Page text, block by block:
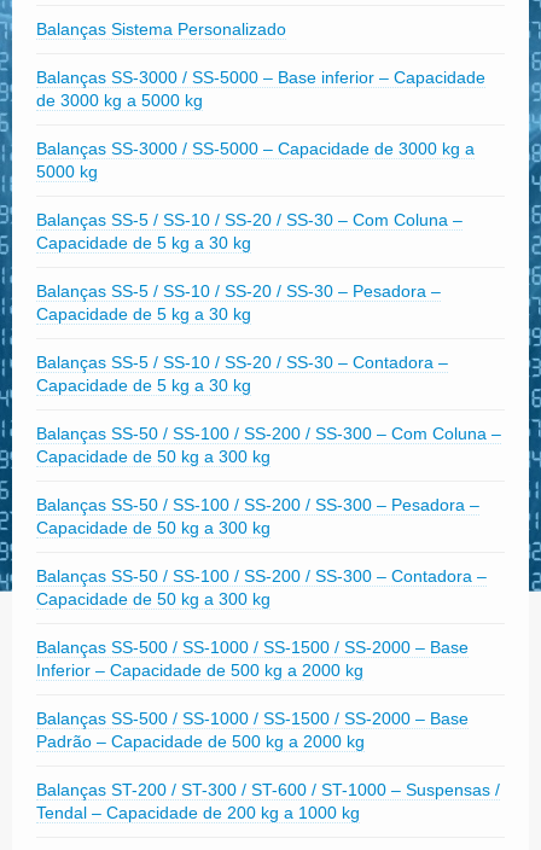
Balanças Sistema Personalizado
Balanças SS-3000 / SS-5000 – Base inferior – Capacidade
de 3000 kg a 5000 kg
Balanças SS-3000 / SS-5000 – Capacidade de 3000 kg a
5000 kg
Balanças SS-5 / SS-10 / SS-20 / SS-30 – Com Coluna –
Capacidade de 5 kg a 30 kg
Balanças SS-5 / SS-10 / SS-20 / SS-30 – Pesadora –
Capacidade de 5 kg a 30 kg
Balanças SS-5 / SS-10 / SS-20 / SS-30 – Contadora –
Capacidade de 5 kg a 30 kg
Balanças SS-50 / SS-100 / SS-200 / SS-300 – Com Coluna –
Capacidade de 50 kg a 300 kg
Balanças SS-50 / SS-100 / SS-200 / SS-300 – Pesadora –
Capacidade de 50 kg a 300 kg
Balanças SS-50 / SS-100 / SS-200 / SS-300 – Contadora –
Capacidade de 50 kg a 300 kg
Balanças SS-500 / SS-1000 / SS-1500 / SS-2000 – Base
Inferior – Capacidade de 500 kg a 2000 kg
Balanças SS-500 / SS-1000 / SS-1500 / SS-2000 – Base
Padrão – Capacidade de 500 kg a 2000 kg
Balanças ST-200 / ST-300 / ST-600 / ST-1000 – Suspensas /
Tendal – Capacidade de 200 kg a 1000 kg